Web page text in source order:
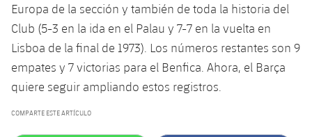
Europa de la sección y también de toda la historia del
Club (5-3 en la ida en el Palau y 7-7 en la vuelta en
Lisboa de la final de 1973). Los números restantes son 9
empates y 7 victorias para el Benfica. Ahora, el Barça
quiere seguir ampliando estos registros.
COMPARTE ESTE ARTÍCULO